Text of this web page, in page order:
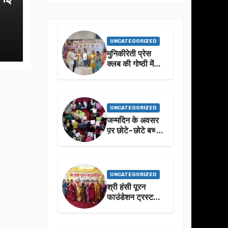
UNCATEGORIZED
मुनिकीरेती प्रेस
क्लब की गोष्ठी में
UNCATEGORIZED
जन्मदिन के अवसर
प़र छोटे-छोटे बच्चो
UNCATEGORIZED
श्री हंसी पूरन
फाउंडेशन ट्रस्ट